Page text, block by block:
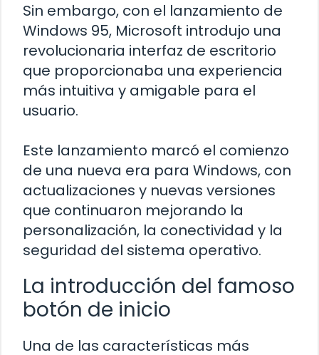
Sin embargo, con el lanzamiento de
Windows 95, Microsoft introdujo una
revolucionaria interfaz de escritorio
que proporcionaba una experiencia
más intuitiva y amigable para el
usuario.
Este lanzamiento marcó el comienzo
de una nueva era para Windows, con
actualizaciones y nuevas versiones
que continuaron mejorando la
personalización, la conectividad y la
seguridad del sistema operativo.
La introducción del famoso
botón de inicio
Una de las características más